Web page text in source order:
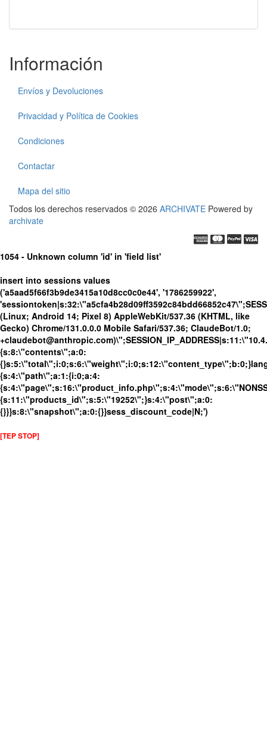
Información
Envíos y Devoluciones
Privacidad y Política de Cookies
Condiciones
Contactar
Mapa del sitio
Todos los derechos reservados © 2026 ARCHIVATE Powered by
archivate
1054 - Unknown column 'id' in 'field list'
insert into sessions values
('a5aad5f66f3b9de3415a10d8cc0c0e44', '1786259922',
(Linux; Android 14; Pixel 8) AppleWebKit/537.36 (KHTML, like
Gecko) Chrome/131.0.0.0 Mobile Safari/537.36; ClaudeBot/1.0;
{s:8:\"contents\";a:0:
{s:4:\"path\";a:1:{i:0;a:4:
{s:11:\"products_id\";s:5:\"19252\";}s:4:\"post\";a:0:
{}}}s:8:\"snapshot\";a:0:{}}sess_discount_code|N;')
[TEP STOP]